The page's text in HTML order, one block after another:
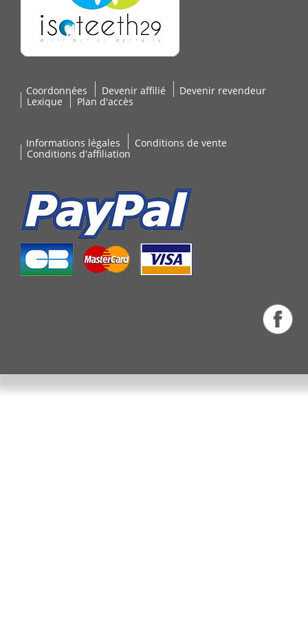
Coordonnées Devenir affilié
Devenir revendeur
Lexique
Plan d'accès
Informations légales
Conditions de vente
Conditions d'affiliation